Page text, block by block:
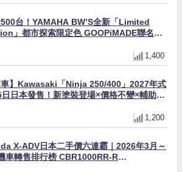
500台！YAMAHA BW’S全新「Limited
」都市探索限定色 GOOPiMADE聯名包
1,400
車】Kawasaki「Ninja 250/400」2027年式
日日本發售！新塗裝登場×價格不變×輔助滑
1,200
X-ADV日本二手價六連霸｜2026年3月～
車轉售排行榜 CBR1000RR-R